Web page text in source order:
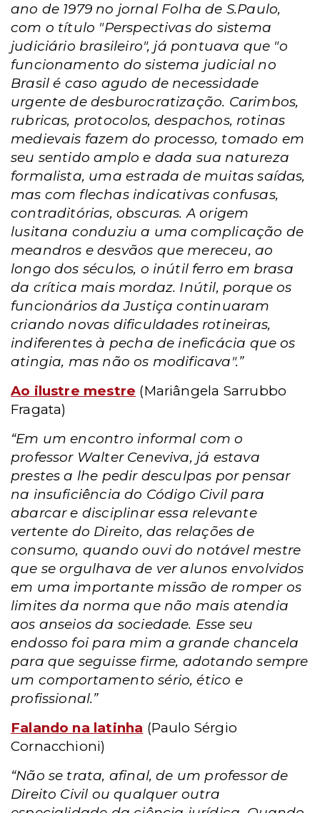
ano de 1979 no jornal Folha de S.Paulo,
com o título "Perspectivas do sistema
judiciário brasileiro", já pontuava que "o
funcionamento do sistema judicial no
Brasil é caso agudo de necessidade
urgente de desburocratização. Carimbos,
rubricas, protocolos, despachos, rotinas
medievais fazem do processo, tomado em
seu sentido amplo e dada sua natureza
formalista, uma estrada de muitas saídas,
mas com flechas indicativas confusas,
contraditórias, obscuras. A origem
lusitana conduziu a uma complicação de
meandros e desvãos que mereceu, ao
longo dos séculos, o inútil ferro em brasa
da crítica mais mordaz. Inútil, porque os
funcionários da Justiça continuaram
criando novas dificuldades rotineiras,
indiferentes à pecha de ineficácia que os
atingia, mas não os modificava".”
Ao ilustre mestre (Mariângela Sarrubbo
Fragata)
“Em um encontro informal com o
professor Walter Ceneviva, já estava
prestes a lhe pedir desculpas por pensar
na insuficiência do Código Civil para
abarcar e disciplinar essa relevante
vertente do Direito, das relações de
consumo, quando ouvi do notável mestre
que se orgulhava de ver alunos envolvidos
em uma importante missão de romper os
limites da norma que não mais atendia
aos anseios da sociedade. Esse seu
endosso foi para mim a grande chancela
para que seguisse firme, adotando sempre
um comportamento sério, ético e
profissional.”
Falando na latinha (Paulo Sérgio
Cornacchioni)
“Não se trata, afinal, de um professor de
Direito Civil ou qualquer outra